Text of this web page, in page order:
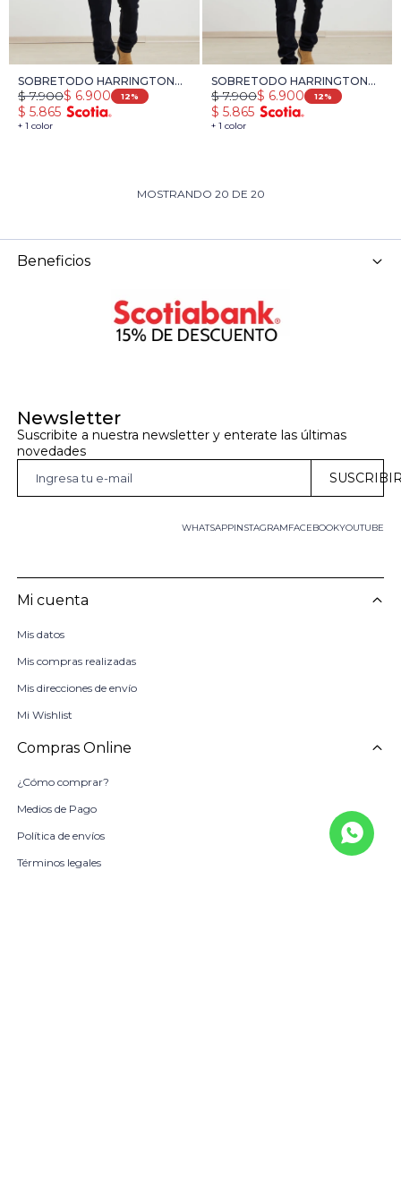
SOBRETODO HARRINGTON
LABEL - GRIS
+ 1 color
$ 6.900
$ 7.900 12
$ 5.865
SOBRETODO HARRINGTON
LABEL - MARRON
+ 1 color
$ 6.900
$ 7.900 12
$ 5.865
MOSTRANDO 20 DE 20
Newsletter
Suscribite a nuestra newsletter y enterate las últimas
novedades
WHATSAPP FACEBOOKYOUTUBE
INSTAGRAM
Mi cuenta
Mis datos
Mis compras realizadas
Mis direcciones de envío
Mi Wishlist
Compras Online
¿Cómo comprar?
Medios de Pago
Política de envíos
Términos legales
Beneficios